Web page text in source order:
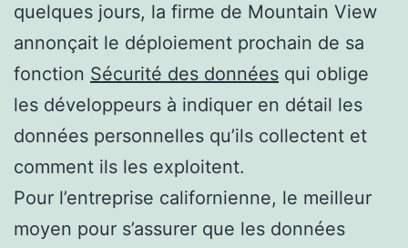
quelques jours, la firme de Mountain View
annonçait le déploiement prochain de sa
fonction Sécurité des données qui oblige
les développeurs à indiquer en détail les
données personnelles qu’ils collectent et
comment ils les exploitent.
Pour l’entreprise californienne, le meilleur
moyen pour s’assurer que les données